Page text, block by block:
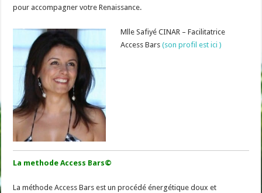
pour accompagner votre Renaissance.
Mlle Safiyé CINAR – Facilitatrice
Access Bars(son profil est ici )
La methode Access Bars©
La méthode Access Bars est un procédé énergétique doux et